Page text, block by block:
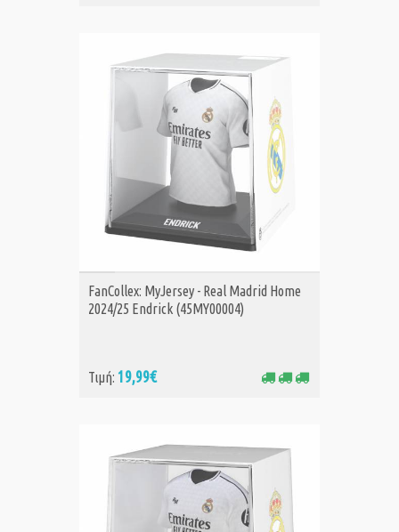
ΑΓΟΡΑ
FanCollex: MyJersey - Real Madrid Home
2024/25 Endrick (45MY00004)
Τιμή: 19,99€